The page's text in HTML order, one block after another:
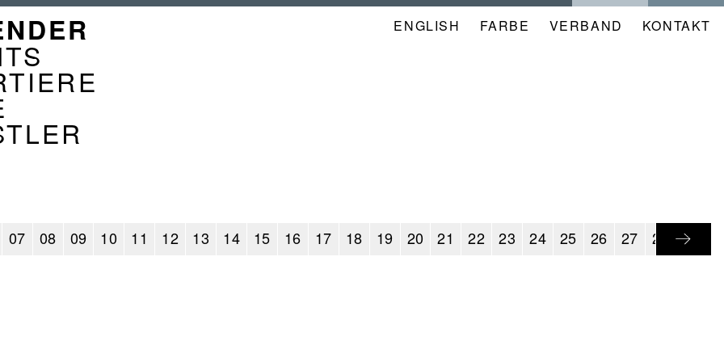
ENGLISH FARBE NAVIGATION
VERBAND KONTAKT
07 08 09 10 11 12 13 14 15 16 17 18 19 20 21 22 23 24 25 26 27 28 29